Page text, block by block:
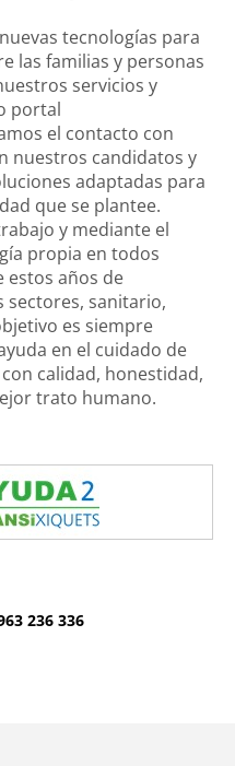
tecnologías para
las familias y personas
servicios y
portal
el contacto con
nuestros candidatos y
adaptadas para
que se plantee.
y mediante el
propia en todos
años de
sectores, sanitario,
es siempre
en el cuidado de
calidad, honestidad,
trato humano.
236 336